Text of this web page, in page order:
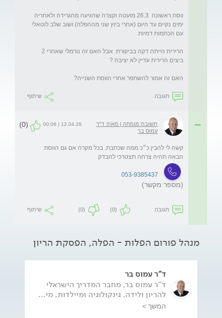
ווסת ראשונה  26.3 מועטה וקצרה שהגיעה מהגרידה ולאחריה
ימים נקיים עד היום (אחרי ביוץ שני מההפלה) ושוב שלב לוטאלי
האם זה אמור להשתפר אחרי הווסת השנייה?
תגובה שיתוף
תשובת מומחה | מאת: ד"ר
עמוס בר
12.04.26 | 00:06
(0)
קשה לי להבין כ״כ ממה שכתבת. בכל מקרה אם גם הווסת
הבאה תהיה צרחה תצטרכי להבדק
053-9385437
(מספר מקשר)
תגובה (0)
(0) שיתוף
מנהל פורום הפלות - הפלה, הפסקת הריון
ד"ר עמוס בר
ד"ר עמוס בר, מחבר המדריך הישראלי
להריון ולידה. גינקולוגיה ומיילדות, מי...
המשך >